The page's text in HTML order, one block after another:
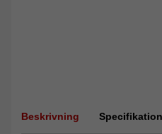
Beskrivning Specifikation